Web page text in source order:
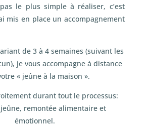
le plus simple à réaliser, c’est
mis en place un accompagnement
de 3 à 4 semaines (suivant les
je vous accompagne à distance
« jeûne à la maison ».
durant tout le processus:
remontée alimentaire et
émotionnel.